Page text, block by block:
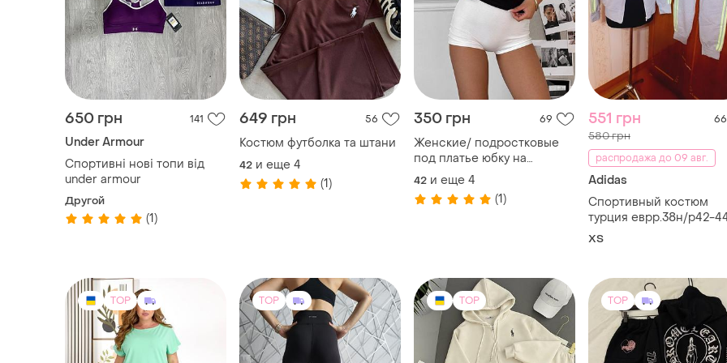
650 грн 141
Under Armour
Спортивні нові топи від
under armour
Другой
(1)
649 грн 56
Костюм футболка та штани
42 и еще 4
(1)
350 грн 69
Женские/ подростковые
под платье юбку на
выпускной эластичные
легкие шорты короткие
белые черные для занятия
42 и еще 4
(1)
551 грн 66
580 грн
распродажа до 09 авг.
Adidas
Спортивный костюм
турция еврр.38н/р42-
ХS
TOP TOP TOP TOP